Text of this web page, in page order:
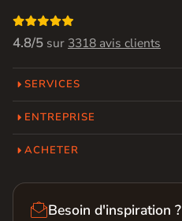

4.8/5 sur 3318 avis clients
SERVICES
ENTREPRISE
ACHETER
Besoin d'inspiration ?